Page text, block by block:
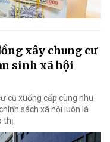
xây chung cư
sinh xã hội
cũ xuống cấp cùng nhu
sách xã hội luôn là
thị.